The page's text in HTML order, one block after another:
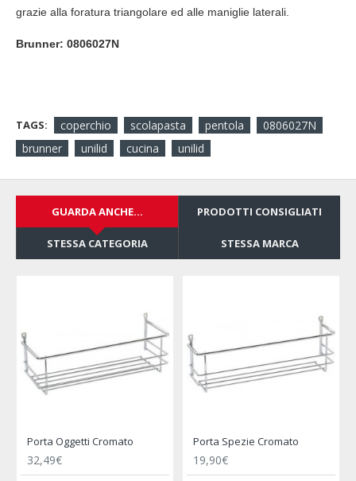
grazie alla foratura triangolare ed alle maniglie laterali.
Brunner: 0806027N
TAGS: coperchio scolapasta pentola
0806027N
brunner
unilid cucina unilid
GUARDA ANCHE... PRODOTTI CONSIGLIATI
STESSA CATEGORIA STESSA MARCA
Porta Oggetti Cromato
32,49€
Porta Spezie Cromato
19,90€